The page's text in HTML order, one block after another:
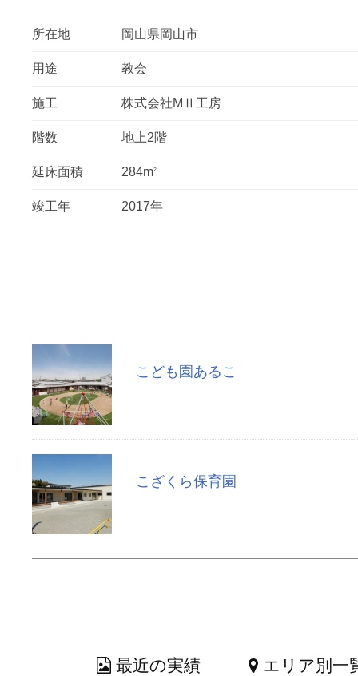
所在地 岡山県岡山市
用途 教会
施工 株式会社MⅡ工房
階数 地上2階
延床面積 284m2
竣工年 2017年
こども園あるこ
こざくら保育園
最近の実績 エリア別一